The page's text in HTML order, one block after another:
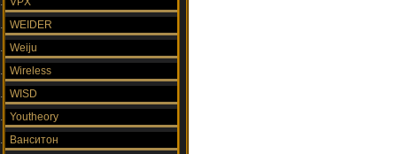
WEIDER
Weiju
Wireless
WISD
Youtheory
Ванситон